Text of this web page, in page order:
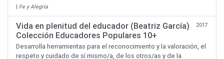
| Fe y Alegría
Vida en plenitud del educador (Beatriz García)
Colección Educadores Populares 10+
2017
Desarrolla herramientas para el reconocimiento y la valoración, el
respeto y cuidado de sí mismo/a, de los otros/as y de la